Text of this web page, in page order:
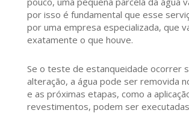
por isso é fundamental que esse
por uma empresa especializada, que
exatamente o que houve.
Se o teste de estanqueidade ocorrer
alteração, a água pode ser removida
e as próximas etapas, como a
revestimentos, podem ser